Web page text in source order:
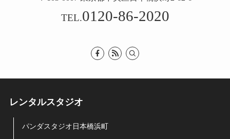
TEL.0120-86-2020
レンタルスタジオ
パンダスタジオ日本橋浜町